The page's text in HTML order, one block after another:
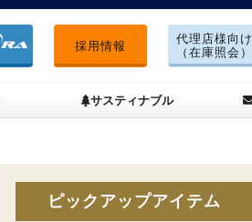
採用情報
代理店様向け
（在庫照会）
サスティナブル
ピックアップアイテム